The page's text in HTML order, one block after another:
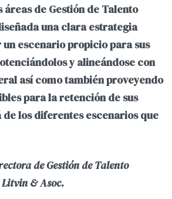
de Gestión de Talento
una clara estrategia
escenario propicio para sus
y alineándose con
así como también proveyendo
para la retención de sus
los diferentes escenarios que
de Gestión de Talento
& Asoc.